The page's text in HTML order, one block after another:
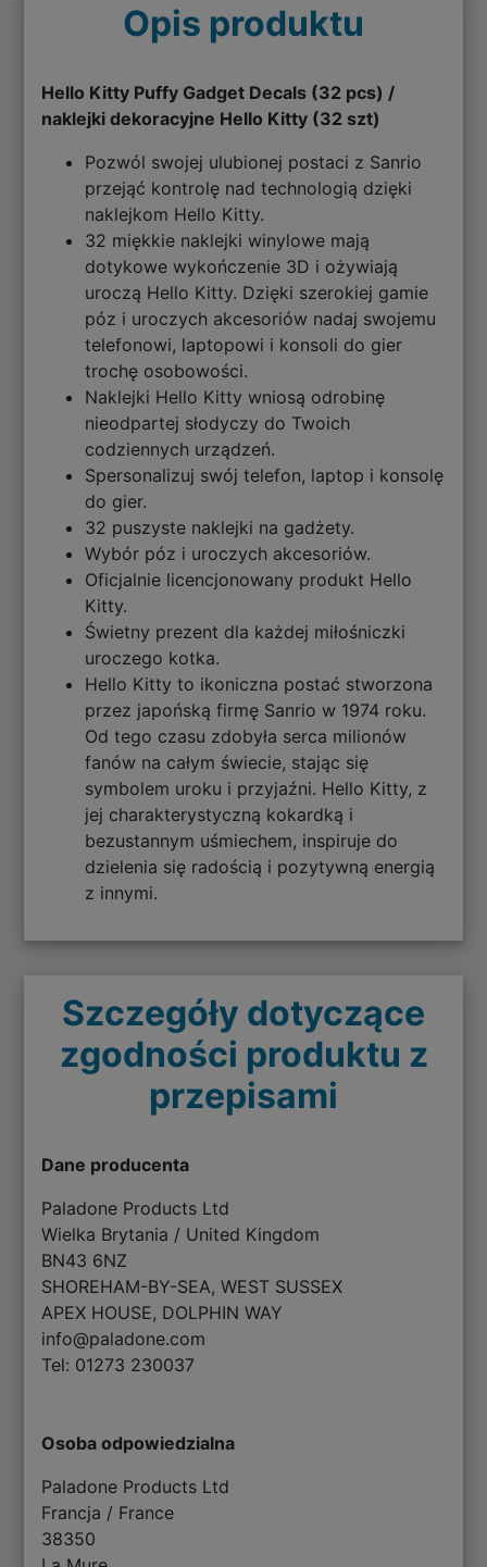
Opis produktu
Hello Kitty Puffy Gadget Decals (32 pcs) /
naklejki dekoracyjne Hello Kitty (32 szt)
Pozwól swojej ulubionej postaci z Sanrio
przejąć kontrolę nad technologią dzięki
naklejkom Hello Kitty.
32 miękkie naklejki winylowe mają
dotykowe wykończenie 3D i ożywiają
uroczą Hello Kitty. Dzięki szerokiej gamie
póz i uroczych akcesoriów nadaj swojemu
telefonowi, laptopowi i konsoli do gier
trochę osobowości.
Naklejki Hello Kitty wniosą odrobinę
nieodpartej słodyczy do Twoich
codziennych urządzeń.
Spersonalizuj swój telefon, laptop i konsolę
do gier.
32 puszyste naklejki na gadżety.
Wybór póz i uroczych akcesoriów.
Oficjalnie licencjonowany produkt Hello
Kitty.
Świetny prezent dla każdej miłośniczki
uroczego kotka.
Hello Kitty to ikoniczna postać stworzona
przez japońską firmę Sanrio w 1974 roku.
Od tego czasu zdobyła serca milionów
fanów na całym świecie, stając się
symbolem uroku i przyjaźni. Hello Kitty, z
jej charakterystyczną kokardką i
bezustannym uśmiechem, inspiruje do
dzielenia się radością i pozytywną energią
z innymi.
Szczegóły dotyczące
zgodności produktu z
przepisami
Dane producenta
Paladone Products Ltd
Wielka Brytania / United Kingdom
BN43 6NZ
SHOREHAM-BY-SEA, WEST SUSSEX
APEX HOUSE, DOLPHIN WAY
info@paladone.com
Tel: 01273 230037
Osoba odpowiedzialna
Paladone Products Ltd
Francja / France
38350